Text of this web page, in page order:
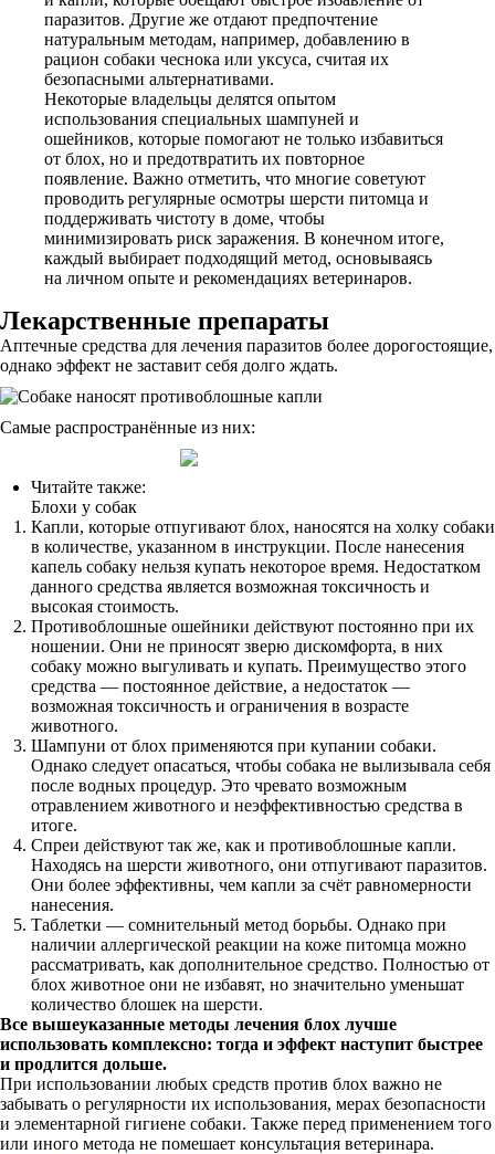
паразитов. Другие же отдают предпочтение
натуральным методам, например, добавлению в
рацион собаки чеснока или уксуса, считая их
безопасными альтернативами.
Некоторые владельцы делятся опытом
использования специальных шампуней и
ошейников, которые помогают не только избавиться
от блох, но и предотвратить их повторное
появление. Важно отметить, что многие советуют
проводить регулярные осмотры шерсти питомца и
поддерживать чистоту в доме, чтобы
минимизировать риск заражения. В конечном итоге,
каждый выбирает подходящий метод, основываясь
на личном опыте и рекомендациях ветеринаров.
Лекарственные препараты
Аптечные средства для лечения паразитов более дорогостоящие,
однако эффект не заставит себя долго ждать.
Самые распространённые из них:
Читайте также:
Блохи у собак
Капли, которые отпугивают блох, наносятся на холку собаки
в количестве, указанном в инструкции. После нанесения
капель собаку нельзя купать некоторое время. Недостатком
данного средства является возможная токсичность и
высокая стоимость.
Противоблошные ошейники действуют постоянно при их
ношении. Они не приносят зверю дискомфорта, в них
собаку можно выгуливать и купать. Преимущество этого
средства — постоянное действие, а недостаток —
возможная токсичность и ограничения в возрасте
животного.
Шампуни от блох применяются при купании собаки.
Однако следует опасаться, чтобы собака не вылизывала себя
после водных процедур. Это чревато возможным
отравлением животного и неэффективностью средства в
итоге.
Спреи действуют так же, как и противоблошные капли.
Находясь на шерсти животного, они отпугивают паразитов.
Они более эффективны, чем капли за счёт равномерности
нанесения.
Таблетки — сомнительный метод борьбы. Однако при
наличии аллергической реакции на коже питомца можно
рассматривать, как дополнительное средство. Полностью от
блох животное они не избавят, но значительно уменьшат
количество блошек на шерсти.
Все вышеуказанные методы лечения блох лучше
использовать комплексно: тогда и эффект наступит быстрее
и продлится дольше.
При использовании любых средств против блох важно не
забывать о регулярности их использования, мерах безопасности
и элементарной гигиене собаки. Также перед применением того
или иного метода не помешает консультация ветеринара.